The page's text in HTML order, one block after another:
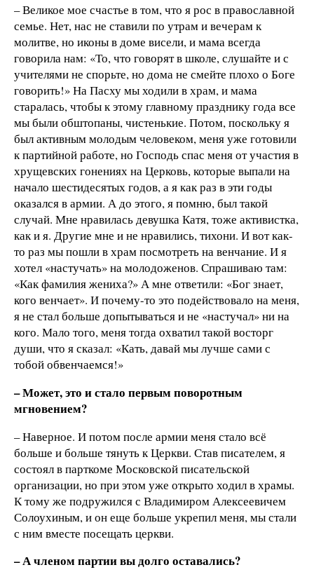
– Великое мое счастье в том, что я рос в православной
семье. Нет, нас не ставили по утрам и вечерам к
молитве, но иконы в доме висели, и мама всегда
говорила нам: «То, что говорят в школе, слушайте и с
учителями не спорьте, но дома не смейте плохо о Боге
говорить!» На Пасху мы ходили в храм, и мама
старалась, чтобы к этому главному празднику года все
мы были обштопаны, чистенькие. Потом, поскольку я
был активным молодым человеком, меня уже готовили
к партийной работе, но Господь спас меня от участия в
хрущевских гонениях на Церковь, которые выпали на
начало шестидесятых годов, а я как раз в эти годы
оказался в армии. А до этого, я помню, был такой
случай. Мне нравилась девушка Катя, тоже активистка,
как и я. Другие мне и не нравились, тихони. И вот как-
то раз мы пошли в храм посмотреть на венчание. И я
хотел «настучать» на молодоженов. Спрашиваю там:
«Как фамилия жениха?» А мне ответили: «Бог знает,
кого венчает». И почему-то это подействовало на меня,
я не стал больше допытываться и не «настучал» ни на
кого. Мало того, меня тогда охватил такой восторг
души, что я сказал: «Кать, давай мы лучше сами с
тобой обвенчаемся!»
– Может, это и стало первым поворотным
мгновением?
– Наверное. И потом после армии меня стало всё
больше и больше тянуть к Церкви. Став писателем, я
состоял в парткоме Московской писательской
организации, но при этом уже открыто ходил в храмы.
К тому же подружился с Владимиром Алексеевичем
Солоухиным, и он еще больше укрепил меня, мы стали
с ним вместе посещать церкви.
– А членом партии вы долго оставались?